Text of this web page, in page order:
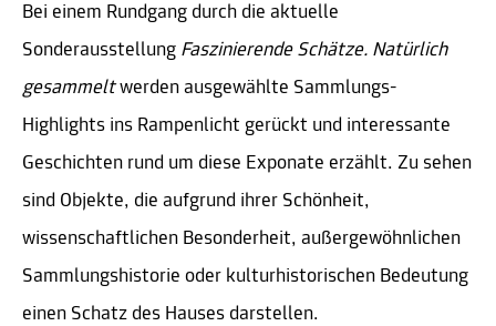
Bei einem Rundgang durch die aktuelle
Sonderausstellung Faszinierende Schätze. Natürlich
gesammeltwerden ausgewählte Sammlungs-
Highlights ins Rampenlicht gerückt und interessante
Geschichten rund um diese Exponate erzählt. Zu sehen
sind Objekte, die aufgrund ihrer Schönheit,
wissenschaftlichen Besonderheit, außergewöhnlichen
Sammlungshistorie oder kulturhistorischen Bedeutung
einen Schatz des Hauses darstellen.